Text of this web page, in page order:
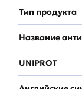
Тип продукта
Название
UNIPROT